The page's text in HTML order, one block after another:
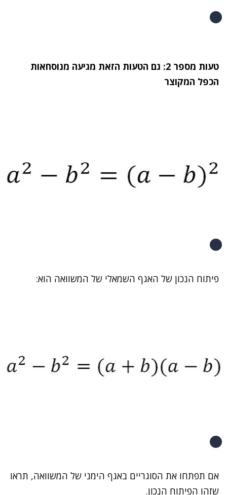
טעות מספר 2: גם הטעות הזאת מגיעה מנוסחאות
הכפל המקוצר
פיתוח הנכון של האגף השמאלי של המשוואה הוא:
אם תפתחו את הסוגריים באגף הימני של המשוואה, תראו
שזהו הפיתוח הנכון.